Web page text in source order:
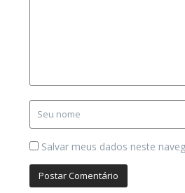
Salvar meus dados neste